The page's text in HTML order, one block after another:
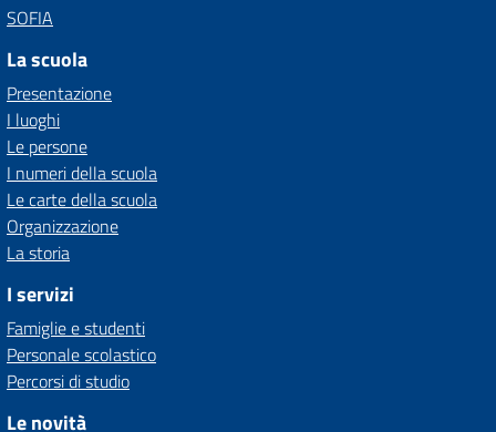
SOFIA
La scuola
Presentazione
I luoghi
Le persone
I numeri della scuola
Le carte della scuola
Organizzazione
La storia
I servizi
Famiglie e studenti
Personale scolastico
Percorsi di studio
Le novità